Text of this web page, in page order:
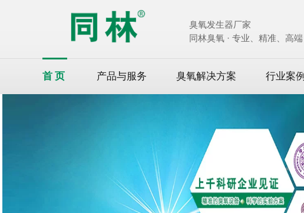
臭氧发生器厂家
同林臭氧 · 专业、精准、高端
首页 产品与服务 臭氧解决方案 行业案例